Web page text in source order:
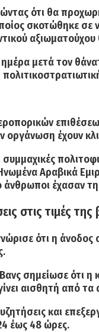
ότι θα
σκοτώθηκε σε
αξιωματούχου
μετά τον
οργάνωση έχουν
συμμαχικές
Αραβικά
άνθρωποι έχασαν
στις τιμές της
ότι η άνοδος
σημείωσε ότι η
αισθητή από τα
και
έως 48 ώρες.